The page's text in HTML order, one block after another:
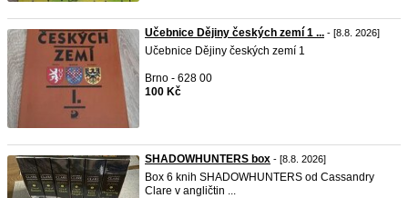
Učebnice Dějiny českých zemí 1 ... - [8.8. 2026]
Učebnice Dějiny českých zemí 1
Brno - 628 00
100 Kč
SHADOWHUNTERS box - [8.8. 2026]
Box 6 knih SHADOWHUNTERS od Cassandry
Clare v angličtin ...